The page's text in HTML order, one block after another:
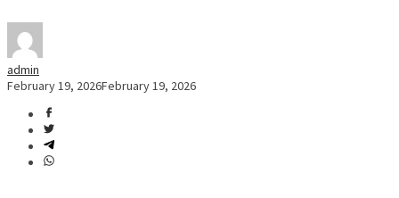
admin
February 19, 2026February 19, 2026